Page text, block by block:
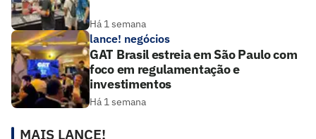
Há 1 semana
lance! negócios
GAT Brasil estreia em São Paulo com
foco em regulamentação e
investimentos
Há 1 semana
MAIS LANCE!